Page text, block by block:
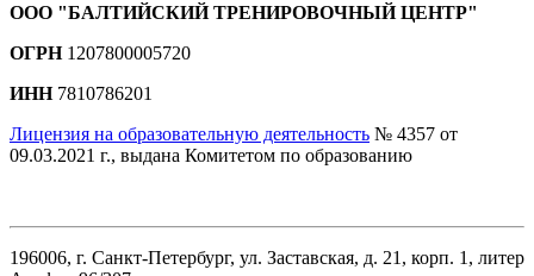
ООО "БАЛТИЙСКИЙ ТРЕНИРОВОЧНЫЙ ЦЕНТР"
ОГРН1207800005720
ИНН7810786201
Лицензия на образовательную деятельность № 4357 от
09.03.2021 г., выдана Комитетом по образованию
196006, г. Санкт-Петербург, ул. Заставская, д. 21, корп. 1, литер